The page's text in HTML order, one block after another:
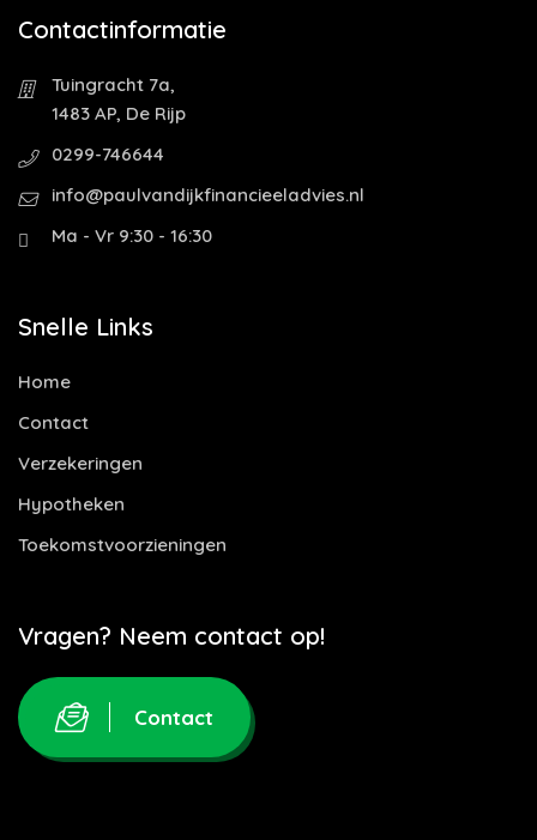
Contactinformatie
Tuingracht 7a,
1483 AP, De Rijp
0299-746644
info@paulvandijkfinancieeladvies.nl
Ma - Vr 9:30 - 16:30
Snelle Links
Home
Contact
Verzekeringen
Hypotheken
Toekomstvoorzieningen
Vragen? Neem contact op!
Contact